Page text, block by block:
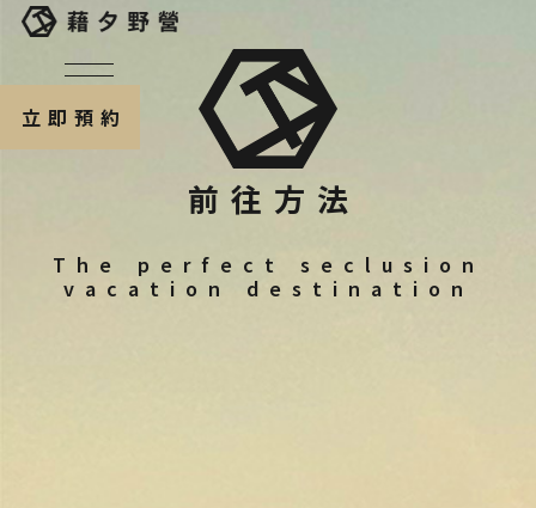
立即預約
前往方法
The perfect seclusion
vacation destination